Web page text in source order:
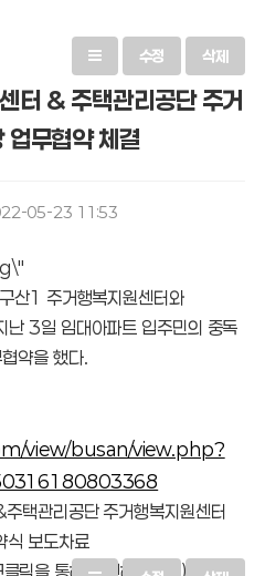
수정 삭제
터 & 주택관리공단 주거
업무협약 체결
05-23 11:53
산1 주거행복지원센터와
난 3일 임대아파트 입주민의 중독
약을 했다.
view/busan/view.php?
택관리공단 주거행복지원센터
식 보도차료
릭을 통해 확인해주세요)